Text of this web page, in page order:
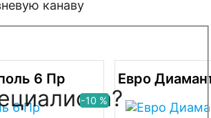
6 Пр
-10 %
Евро